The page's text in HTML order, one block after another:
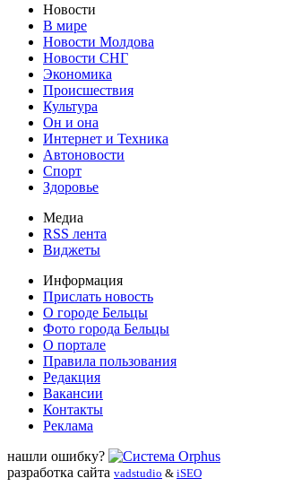
Новости
В мире
Новости Молдова
Новости СНГ
Экономика
Происшествия
Культура
Он и она
Интернет и Техника
Автоновости
Спорт
Здоровье
Медиа
RSS лента
Виджеты
Информация
Прислать новость
О городе Бельцы
Фото города Бельцы
О портале
Правила пользования
Редакция
Вакансии
Контакты
Реклама
нашли ошибку?
разработка сайта vadstudio & iSEO